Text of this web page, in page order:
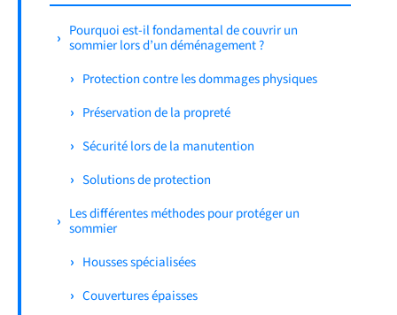
Pourquoi est-il fondamental de couvrir un
sommier lors d’un déménagement ?
Protection contre les dommages physiques
Préservation de la propreté
Sécurité lors de la manutention
Solutions de protection
Les différentes méthodes pour protéger un
sommier
Housses spécialisées
Couvertures épaisses